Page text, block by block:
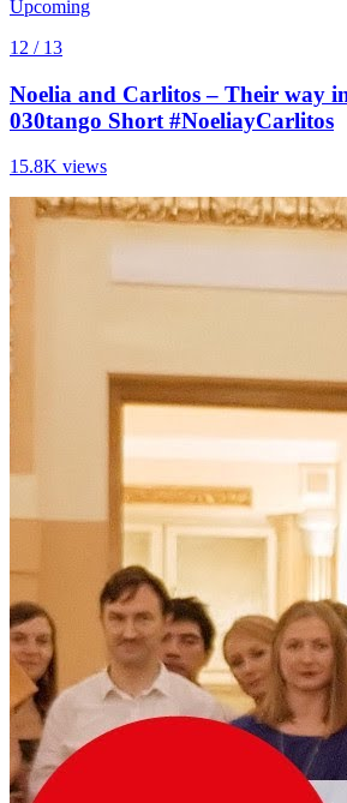
Upcoming
12 / 13
Noelia and Carlitos – Their way
030tango Short #NoeliayCarlitos
15.8K views